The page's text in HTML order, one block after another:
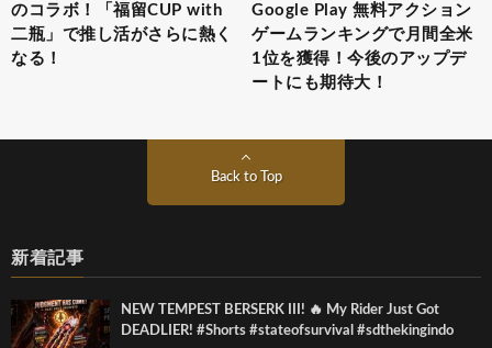
のコラボ！「福留CUP with
二瓶」で推し活がさらに熱く
なる！
Google Play 無料アクション
ゲームランキングで月間全米
1位を獲得！今後のアップデ
ートにも期待大！
Back to Top
新着記事
NEW TEMPEST BERSERK III! 🔥 My Rider Just Got
DEADLIER! #Shorts #stateofsurvival #sdthekingindo